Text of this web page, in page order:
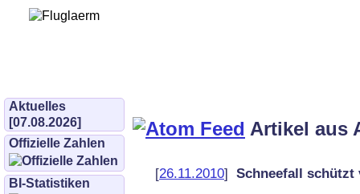
Aktuelles
[07.08.2026]
Offizielle Zahlen
BI-Statistiken
Artikel aus
[26.11.2010] Schneefall